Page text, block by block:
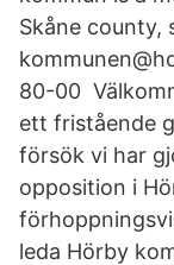
Skåne county,
80-00
ett fristående
försök vi har
opposition i
leda Hörby